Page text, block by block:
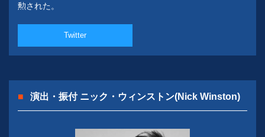
勲された。
Twitter
演出・振付 ニック・ウィンストン(Nick Winston)